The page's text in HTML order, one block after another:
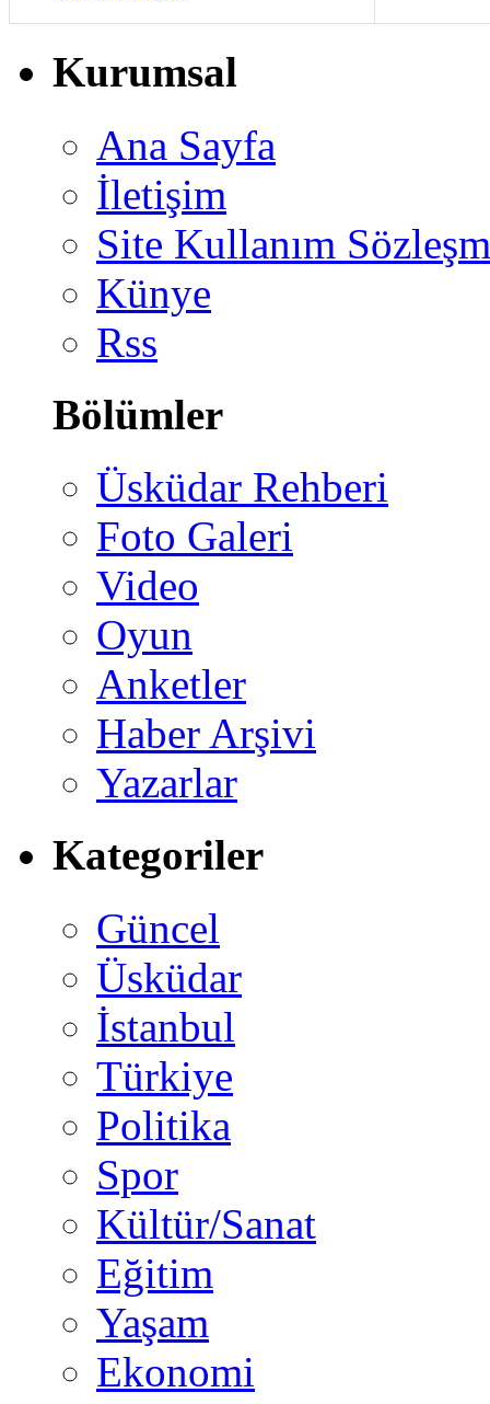
Kurumsal
Ana Sayfa
İletişim
Site Kullanım
Künye
Rss
Bölümler
Üsküdar Rehberi
Foto Galeri
Video
Oyun
Anketler
Haber Arşivi
Yazarlar
Kategoriler
Güncel
Üsküdar
İstanbul
Türkiye
Politika
Spor
Kültür/Sanat
Eğitim
Yaşam
Ekonomi